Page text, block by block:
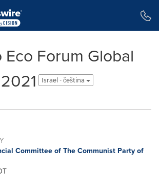
Forum Global
Israel - čeština
Committee of The Communist Party of